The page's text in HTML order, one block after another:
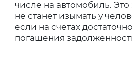
числе на автомобиль. Это
не станет изымать у
если на счетах
погашения